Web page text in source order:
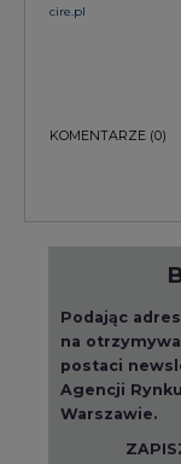
cire.pl
KOMENTARZE (0)
Podając
na
postaci
Agencji
Warszawie.